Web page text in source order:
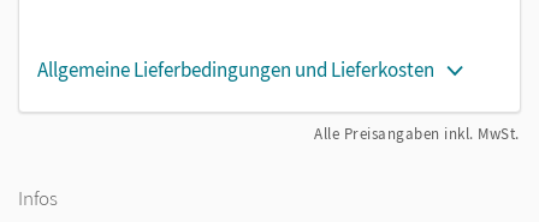
Allgemeine Lieferbedingungen und Lieferkosten
Alle Preisangaben inkl. MwSt.
Infos